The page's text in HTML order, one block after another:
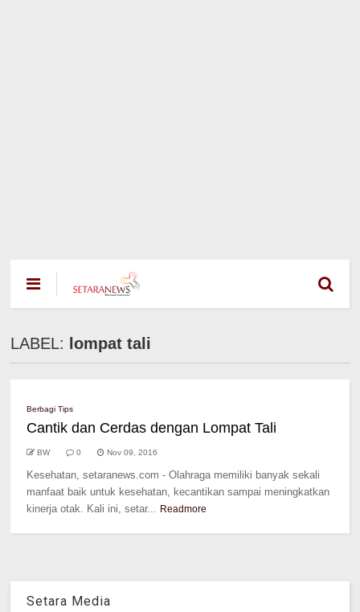
LABEL: lompat tali
Berbagi Tips
Cantik dan Cerdas dengan Lompat Tali
BW 0 Nov 09, 2016
Kesehatan, setaranews.com - Olahraga memiliki banyak sekali
manfaat baik untuk kesehatan, kecantikan sampai meningkatkan
kinerja otak. Kali ini, setar... Readmore
Setara Media